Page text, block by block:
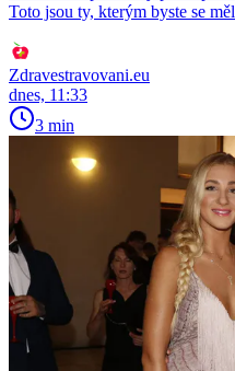
Toto jsou ty, kterým byste se
Zdravestravovani.eu
dnes, 11:33
3 min